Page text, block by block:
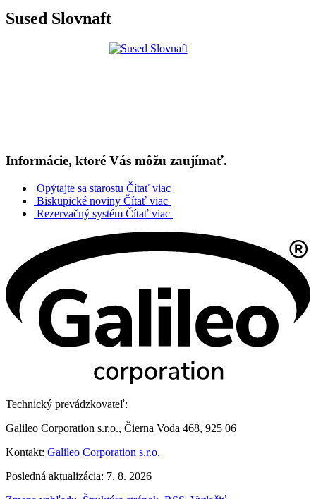
Sused Slovnaft
Informácie, ktoré Vás môžu zaujímať.
Opýtajte sa starostu Čítať viac
Biskupické noviny Čítať viac
Rezervačný systém Čítať viac
Technický prevádzkovateľ:
Galileo Corporation s.r.o., Čierna Voda 468, 925 06
Kontakt: Galileo Corporation s.r.o.
Posledná aktualizácia: 7. 8. 2026